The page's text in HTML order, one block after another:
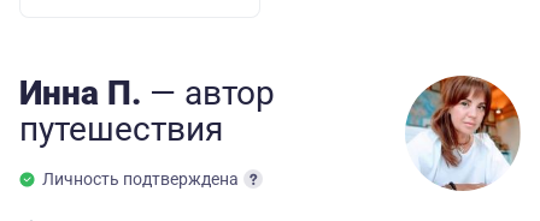
Инна П. — автор
путешествия
Личность подтверждена